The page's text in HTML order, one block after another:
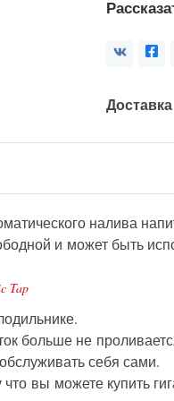
Доставка
налива
и может быть
Tap
больше не
себя сами.
вы можете купить